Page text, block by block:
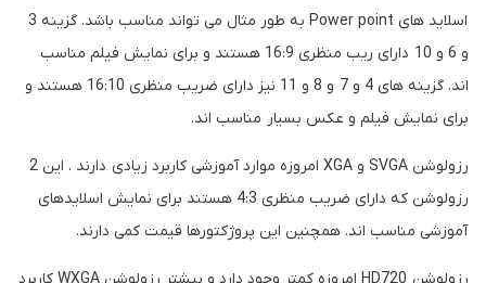
اسلاید های Power point به طور مثال می تواند مناسب باشد. گزینه 3
و 6 و 10 دارای ریب منظری 16:9 هستند و برای نمایش فیلم مناسب
اند. گزینه های 4 و 7 و 8 و 11 نیز دارای ضریب منظری 16:10 هستند و
برای نمایش فیلم و عکس بسیار مناسب اند.
رزولوشن SVGA و XGA امروزه موارد آموزشی کاربرد زیادی دارند . این 2
رزولوشن که دارای ضریب منظری 4:3 هستند برای نمایش اسلایدهای
آموزشی مناسب اند. همچنین این پروژکتورها قیمت کمی دارند.